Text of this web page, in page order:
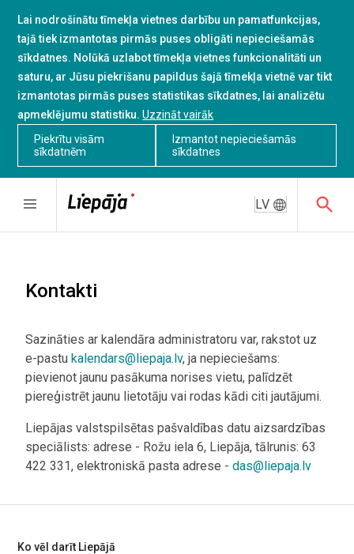
Lai nodrošinātu tīmekļa vietnes darbību un pamatfunkcijas,
tajā tiek izmantotas pirmās puses obligāti nepieciešamās
sīkdatnes. Nolūkā uzlabot tīmekļa vietnes funkcionalitāti un
saturu, ar Jūsu piekrišanu papildus šajā tīmekļa vietnē var tikt
izmantotas pirmās puses statistikas sīkdatnes, lai analizētu
apmeklējumu statistiku. Uzzināt vairāk
Piekrītu visām
sīkdatnēm
Izmantot nepieciešamās
sīkdatnes
LV
Kontakti
Sazināties ar kalendāra administratoru var, rakstot uz
e-pastu kalendars@liepaja.lv, ja nepieciešams:
pievienot jaunu pasākuma norises vietu, palīdzēt
piereģistrēt jaunu lietotāju vai rodas kādi citi jautājumi.
Liepājas valstspilsētas pašvaldības datu aizsardzības
speciālists: adrese - Rožu iela 6, Liepāja, tālrunis: 63
422 331, elektroniskā pasta adrese - das@liepaja.lv
Ko vēl darīt Liepājā